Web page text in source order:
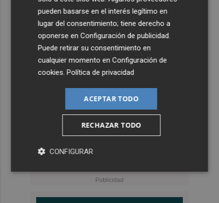
pueden basarse en el interés legítimo en
lugar del consentimiento; tiene derecho a
oponerse enConfiguración de publicidad.
Puede retirar su consentimiento en
cualquier momento enConfiguración de
cookies.Política de privacidad
ACEPTAR TODO
RECHAZAR TODO
CONFIGURAR